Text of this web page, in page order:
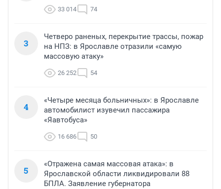
33 014 74
3
Четверо раненых, перекрытие трассы, пожар
на НПЗ: в Ярославле отразили «самую
массовую атаку»
26 252 54
4
«Четыре месяца больничных»: в Ярославле
автомобилист изувечил пассажира
«Яавтобуса»
16 686 50
5
«Отражена самая массовая атака»: в
Ярославской области ликвидировали 88
БПЛА. Заявление губернатора